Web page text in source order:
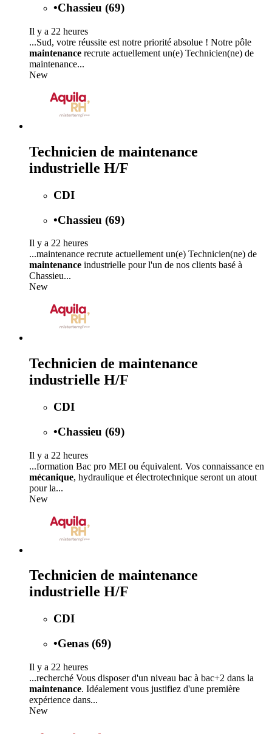
•Chassieu (69)
Il y a 22 heures
...Sud, votre réussite est notre priorité absolue ! Notre pôle
maintenance recrute actuellement un(e) Technicien(ne) de
maintenance...
New
Technicien de maintenance
industrielle H/F
CDI
•Chassieu (69)
Il y a 22 heures
...maintenance recrute actuellement un(e) Technicien(ne) de
maintenance industrielle pour l'un de nos clients basé à
Chassieu...
New
Technicien de maintenance
industrielle H/F
CDI
•Chassieu (69)
Il y a 22 heures
...formation Bac pro MEI ou équivalent. Vos connaissance en
mécanique, hydraulique et électrotechnique seront un atout
pour la...
New
Technicien de maintenance
industrielle H/F
CDI
•Genas (69)
Il y a 22 heures
...recherché Vous disposer d'un niveau bac à bac+2 dans la
maintenance. Idéalement vous justifiez d'une première
expérience dans...
New